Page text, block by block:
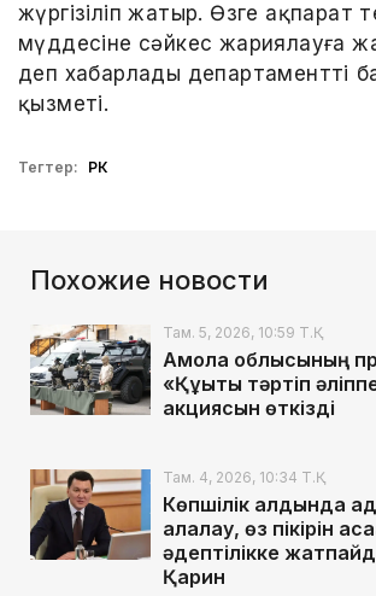
жүргізіліп жатыр. Өзге ақпарат
мүддесіне сәйкес жариялауға
деп хабарлады департаменттің
қызметі.
Тегтер: РК
Похожие новости
Там. 5, 2026, 10:59 Т.Қ.
Ақмола облысының
«Құқықтық тәртіп
акциясын өткізді
Там. 4, 2026, 10:34 Т.Қ.
Көпшілік алдында
алалау, өз пікірін
әдептілікке
Қарин